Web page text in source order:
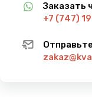
Заказать
+7 (747)